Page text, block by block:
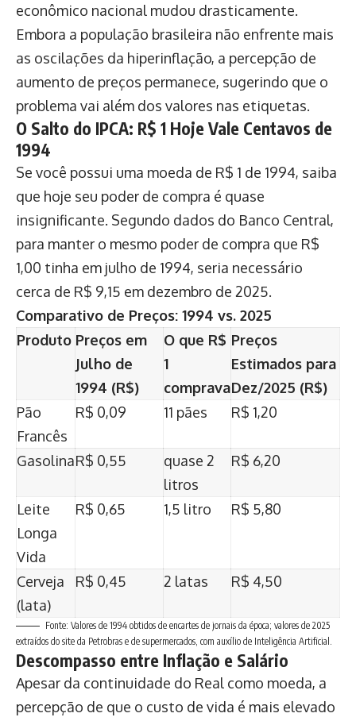
econômico nacional mudou drasticamente.
Embora a população brasileira não enfrente mais
as oscilações da hiperinflação, a percepção de
aumento de preços permanece, sugerindo que o
problema vai além dos valores nas etiquetas.
O Salto do IPCA: R$ 1 Hoje Vale Centavos de
1994
Se você possui uma moeda de R$ 1 de 1994, saiba
que hoje seu poder de compra é quase
insignificante. Segundo dados do Banco Central,
para manter o mesmo poder de compra que R$
1,00 tinha em julho de 1994, seria necessário
cerca de R$ 9,15 em dezembro de 2025.
Comparativo de Preços: 1994 vs. 2025
Produto Preços em
Julho de
1994 (R$)
O que R$
1
comprava
Preços
Estimados para
Dez/2025 (R$)
Pão
Francês
R$ 0,09 11 pães R$ 1,20
GasolinaR$ 0,55
quase 2
litros
R$ 6,20
Leite
Longa
Vida
R$ 0,65 1,5 litro R$ 5,80
Cerveja
(lata)
R$ 0,45 2 latas R$ 4,50
Fonte: Valores de 1994 obtidos de encartes de jornais da época; valores de 2025
extraídos do site da Petrobras e de supermercados, com auxílio de Inteligência Artificial.
Descompasso entre Inflação e Salário
Apesar da continuidade do Real como moeda, a
percepção de que o custo de vida é mais elevado